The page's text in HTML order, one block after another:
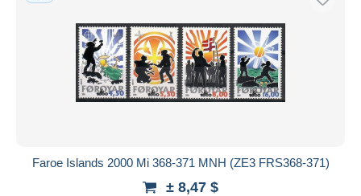
Faroe Islands 2000 Mi 368-371 MNH (ZE3 FRS368-371)
± 8,47 $